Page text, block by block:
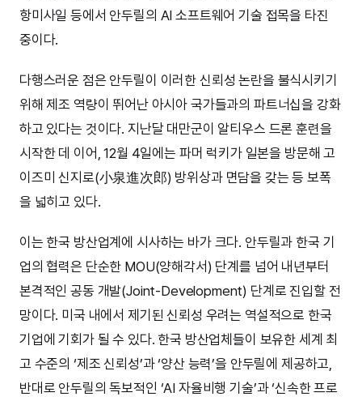
항미사일 등에서 안두릴의 AI 소프트웨어 기술 접목을 타진
중이다.
다행스러운 점은 안두릴이 이러한 신뢰성 논란을 불식시키기
위해 제조 역량이 뛰어난 아시아 국가들과의 파트너십을 강화
하고 있다는 것이다. 지난달 대만군이 알티우스 드론 훈련을
시작한 데 이어, 12월 4일에는 파머 럭키가 일본을 방문해 고
이즈미 신지로(小泉進次郎) 방위상과 면담을 갖는 등 보폭
을 넓히고 있다.
이는 한국 방산업계에 시사하는 바가 크다. 안두릴과 한국 기
업의 협력은 단순한 MOU(양해각서) 단계를 넘어 내년부터
본격적인 공동 개발(Joint-Development) 단계로 진입할 전
망이다. 미국 내에서 제기된 신뢰성 우려는 역설적으로 한국
기업에 기회가 될 수 있다. 한국 방산업체들이 보유한 세계 최
고 수준의 ‘제조 신뢰성’과 ‘양산 능력’을 안두릴에 제공하고,
반대로 안두릴의 독보적인 ‘AI 자율비행 기술’과 ‘신속한 프로